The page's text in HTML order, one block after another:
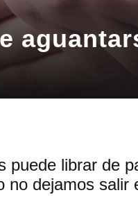
puede librar de
no dejamos